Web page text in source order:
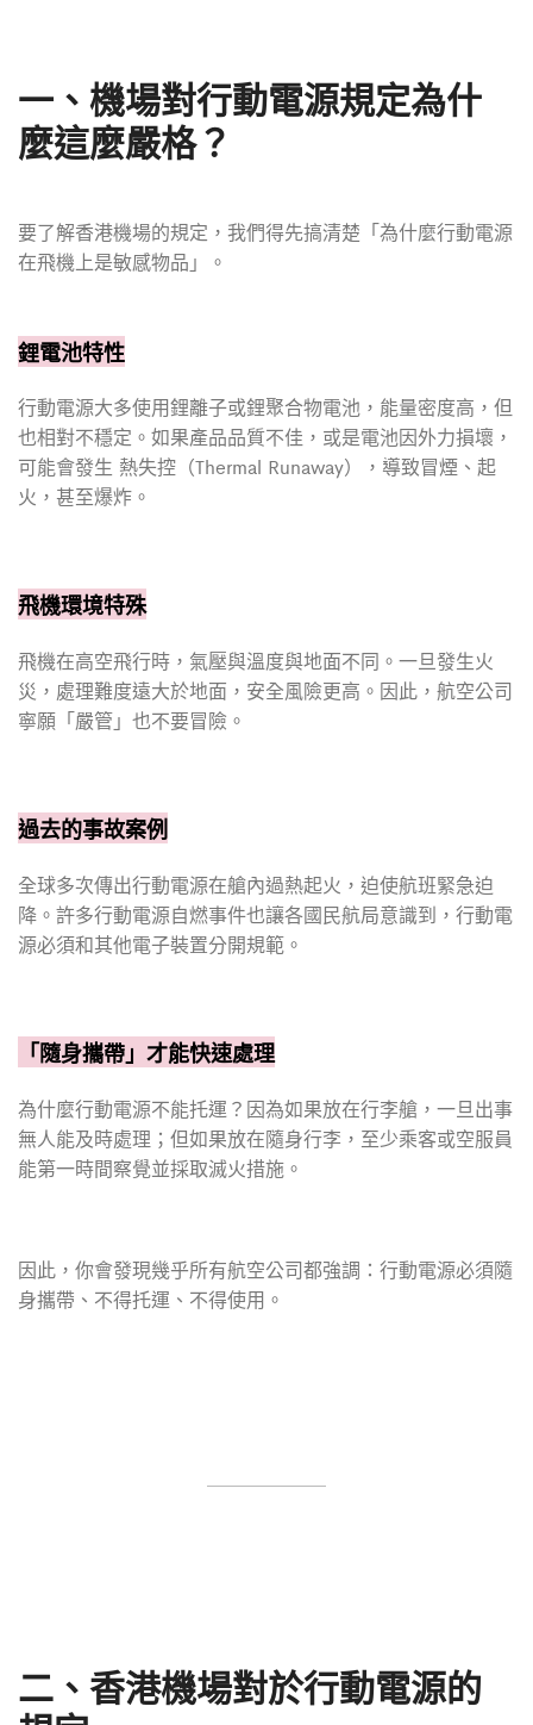
一、機場對行動電源規定為什
麼這麼嚴格？
要了解香港機場的規定，我們得先搞清楚「為什麼行動電源
在飛機上是敏感物品」。
鋰電池特性
行動電源大多使用鋰離子或鋰聚合物電池，能量密度高，但
也相對不穩定。如果產品品質不佳，或是電池因外力損壞，
可能會發生 熱失控（Thermal Runaway），導致冒煙、起
火，甚至爆炸。
飛機環境特殊
飛機在高空飛行時，氣壓與溫度與地面不同。一旦發生火
災，處理難度遠大於地面，安全風險更高。因此，航空公司
寧願「嚴管」也不要冒險。
過去的事故案例
全球多次傳出行動電源在艙內過熱起火，迫使航班緊急迫
降。許多行動電源自燃事件也讓各國民航局意識到，行動電
源必須和其他電子裝置分開規範。
「隨身攜帶」才能快速處理
為什麼行動電源不能托運？因為如果放在行李艙，一旦出事
無人能及時處理；但如果放在隨身行李，至少乘客或空服員
能第一時間察覺並採取滅火措施。
因此，你會發現幾乎所有航空公司都強調：行動電源必須隨
身攜帶、不得托運、不得使用。
二、香港機場對於行動電源的